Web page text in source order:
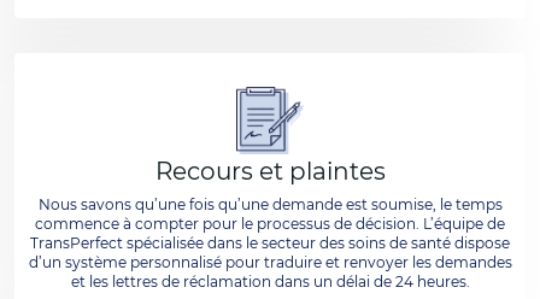
Recours et plaintes
Nous savons qu’une fois qu’une demande est soumise, le temps
commence à compter pour le processus de décision. L’équipe de
TransPerfect spécialisée dans le secteur des soins de santé dispose
d’un système personnalisé pour traduire et renvoyer les demandes
et les lettres de réclamation dans un délai de 24 heures.